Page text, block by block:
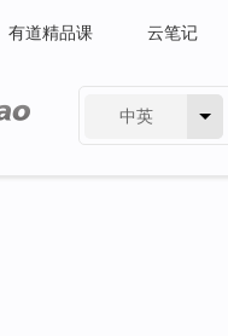
有道精品课 云笔记
中英